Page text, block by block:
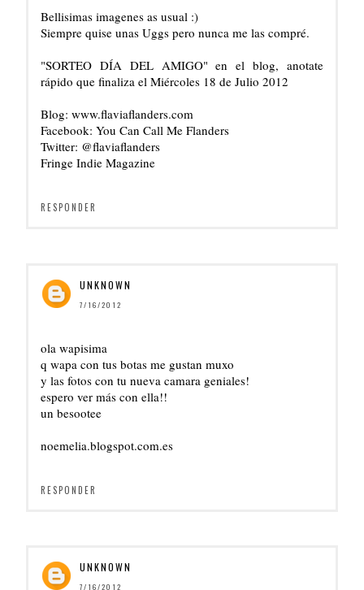
Bellisimas imagenes as usual :)
Siempre quise unas Uggs pero nunca me las compré.
"SORTEO DÍA DEL AMIGO" en el blog, anotate
rápido que finaliza el Miércoles 18 de Julio 2012
Blog: www.flaviaflanders.com
Facebook: You Can Call Me Flanders
Twitter: @flaviaflanders
Fringe Indie Magazine
RESPONDER
UNKNOWN
7/16/2012
ola wapisima
q wapa con tus botas me gustan muxo
y las fotos con tu nueva camara geniales!
espero ver más con ella!!
un besootee
noemelia.blogspot.com.es
RESPONDER
UNKNOWN
7/16/2012